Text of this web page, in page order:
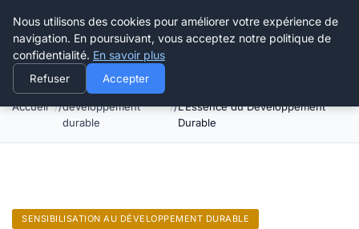
Happy Calyx Farmer
Accueil
Sensibilisation au
développement
durable
L’Essence du Développement
Durable
SENSIBILISATION AU DÉVELOPPEMENT DURABLE
Nous utilisons des cookies pour améliorer votre expérience de
navigation. En poursuivant, vous acceptez notre politique de
confidentialité. En savoir plus
Refuser Accepter